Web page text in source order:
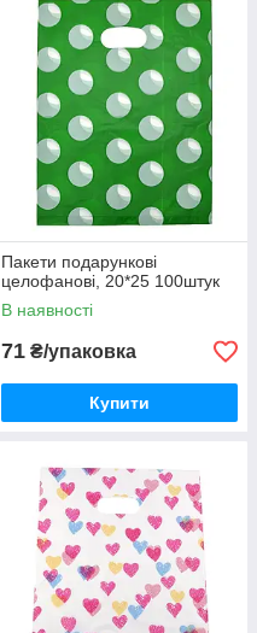
Пакети подарункові
целофанові, 20*25 100штук
В наявності
71 ₴/упаковка
Купити